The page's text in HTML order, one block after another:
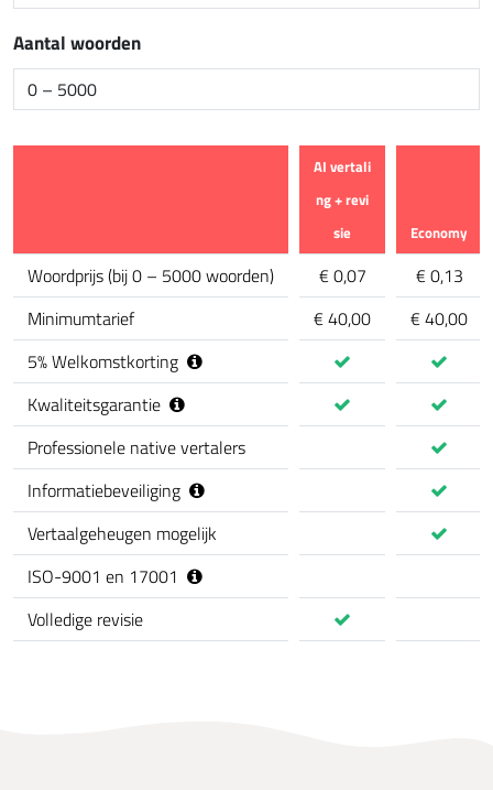
Aantal woorden
Kenmerk
AI vertali
ng + revi
sie
Economy
Woordprijs(bij 0 – 5000 woorden) € 0,07
€ 0,13
Minimumtarief
€ 40,00
€ 40,00
5%Welkomstkorting
Kwaliteitsgarantie
Professionele native vertalers
Informatiebeveiliging
Vertaalgeheugen mogelijk
ISO-9001 en 17001
Volledige revisie